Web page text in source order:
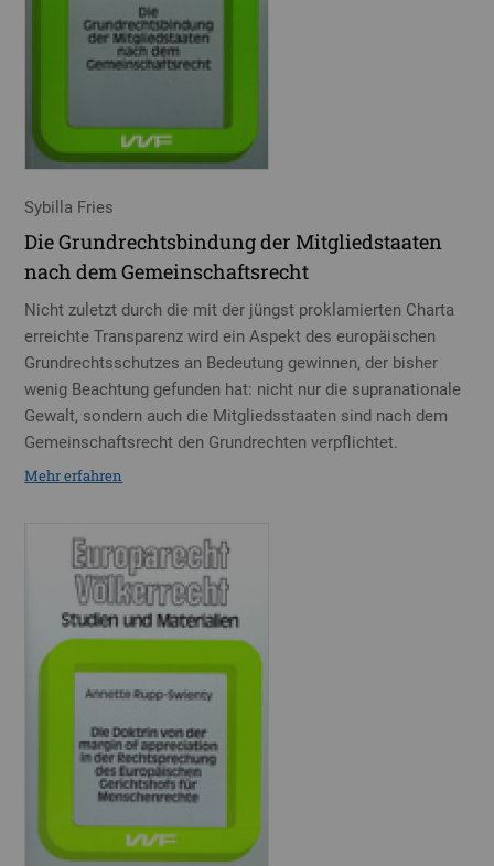
Sybilla Fries
Die Grundrechtsbindung der Mitgliedstaaten
nach dem Gemeinschaftsrecht
Nicht zuletzt durch die mit der jüngst proklamierten Charta
erreichte Transparenz wird ein Aspekt des europäischen
Grundrechtsschutzes an Bedeutung gewinnen, der bisher
wenig Beachtung gefunden hat: nicht nur die supranationale
Gewalt, sondern auch die Mitgliedsstaaten sind nach dem
Gemeinschaftsrecht den Grundrechten verpflichtet.
Mehr erfahren